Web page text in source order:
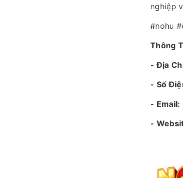
nghiệp
#nohu
Thông
- Địa
- Số
- Email:
-